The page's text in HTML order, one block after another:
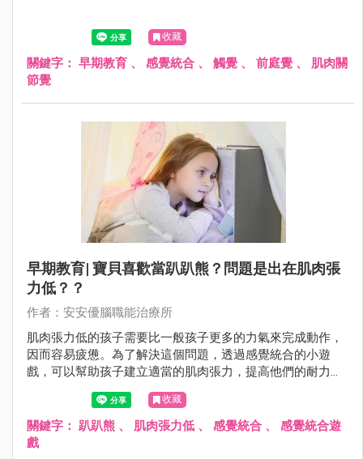
收藏
關鍵字： 早期教育 、 感覺統合 、 觸覺 、 前庭覺 、 肌肉關
節覺
早期教育| 寶貝喜歡當趴趴熊？問題是出在肌肉張
力低？？
作者：安安優腦職能治療所
肌肉張力低的孩子需要比一般孩子更多的力氣來完成動作，
因而容易疲憊。為了解決這個問題，透過感覺統合的小遊
戲，可以幫助孩子建立適當的肌肉張力，提高他們的耐力和
身體穩定度。
收藏
關鍵字： 趴趴熊 、 肌肉張力低 、 感覺統合 、 感覺統合遊
戲